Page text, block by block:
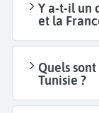
Y a-t-il un
et la
Quels
Tunisie ?